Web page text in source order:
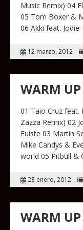
Music Remix) 04
05 Tom Boxer &
06 Akki feat. Jodie
12 marzo, 2012
WARM
01 Taio Cruz feat.
Zazza Remix) 02
Fuiste 03 Martin
Mike Candys &
world 05 Pitbull &
23 enero, 2012
WARM